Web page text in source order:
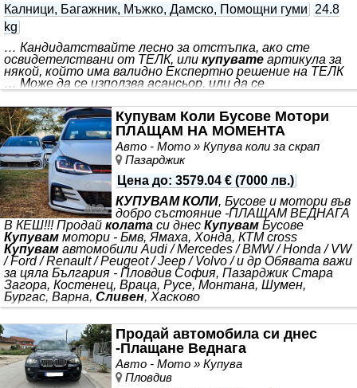
Калници, Багажник, Мъжко, Дамско, Помощни гуми 24.8
kg
… Кандидатствайте лесно за отстъпка, ако сте
освидетелствани от ТЕЛК, или купувате артикула за
някой, който има валидно Експертно решение на ТЕЛК
… Може да се използва асансьор, или да се
директно от сайта на нашия официален електронен
магазин. ЦЕНА: 1790 лв Купете само за 1611 лв, след
10% ТЕЛК отстъпка. *** . Краен срок за подаване на
документи 31 май. ИНИЦИАТИВА: Подкрепяме хората в
неравностойно положение със специални потребности
и хората, които ги подкрепят: ВАЖНА ИНФОРМАЦИЯ
-10% ТЕЛК Ние въвдохме специална -10% отстъпка* от
цената
Купувам Коли Бусове Мотори
ПЛАЩАМ НА МОМЕНТА
Авто - Мото » Купува коли за скрап
Пазарджик
Цена до: 3579.04 € (7000 лв.)
КУПУВАМ КОЛИ, Бусове и мотори във
добро състояние -ПЛАЩАМ ВЕДНАГА
В КЕШ!!! Продай колата си днес Купувам Бусове
Купувам мотори - Бмв, Ямаха, Хонда, КТМ cross
Купувам автомобили Audi / Mercedes / BMW / Honda / VW
/ Ford / Renault / Peugeot / Jeep / Volvo / и др Обявата важи
за цяла България - Пловдив София, Пазарджик Стара
Загора, Костенец, Враца, Русе, Монтана, Шумен,
Бургас, Варна, Сливен, Хасково
Продай автомобила си днес
-Плащане Веднага
Авто - Мото » Купува
Пловдив